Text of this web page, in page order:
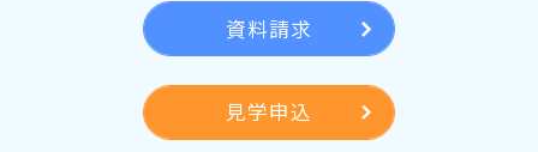
資料請求
見学申込